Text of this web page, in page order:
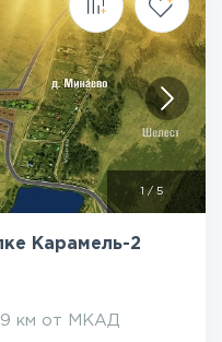
1 / 5
Карамель-2
км от МКАД